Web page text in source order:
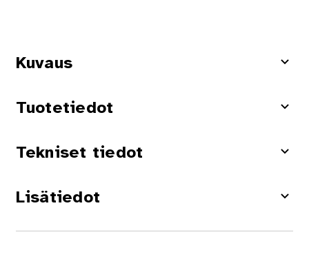
Kuvaus
Tuotetiedot
Tekniset tiedot
Lisätiedot